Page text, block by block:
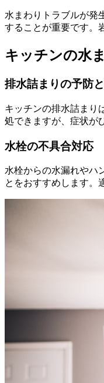
水まわりトラブルが発
することが重要です。
キッチンの水
排水詰まりの予防
キッチンの排水詰まり
処できますが、症状が
水栓の不具合対応
水栓からの水漏れやハ
とをおすすめします。